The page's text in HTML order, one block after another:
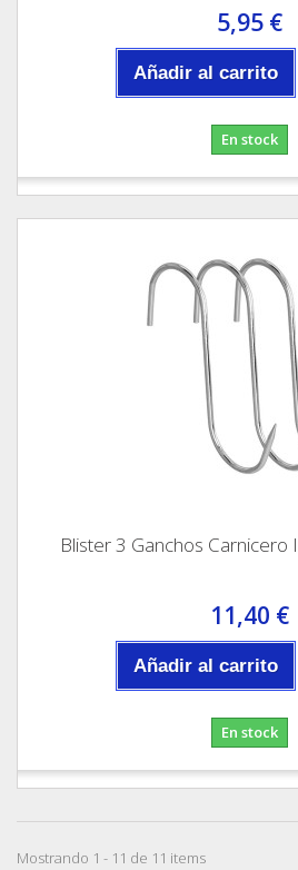
5,95 €
Añadir al carrito
En stock
Blister 3 Ganchos Carnicero
11,40 €
Añadir al carrito
En stock
Mostrando 1 - 11 de 11 items